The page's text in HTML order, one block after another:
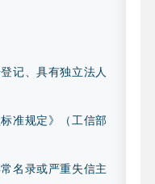
记、具有独立法人
准规定》（工信部
名录或严重失信主